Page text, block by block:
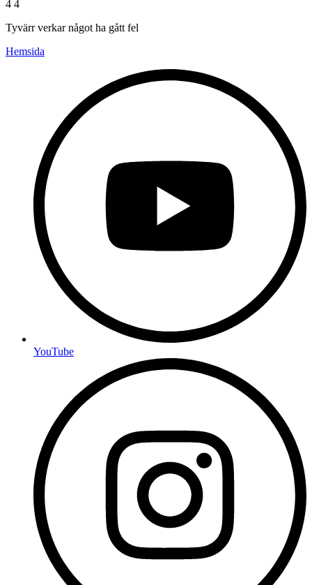
4 4
Tyvärr verkar något ha gått fel
Hemsida
YouTube